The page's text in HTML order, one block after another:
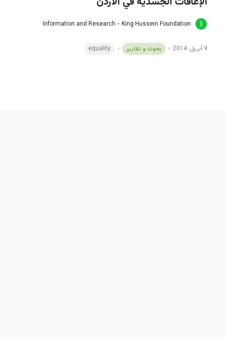
Information and Research - King Hussein Foundation
9 أبريل، 2014 بحوث و تقارير equality